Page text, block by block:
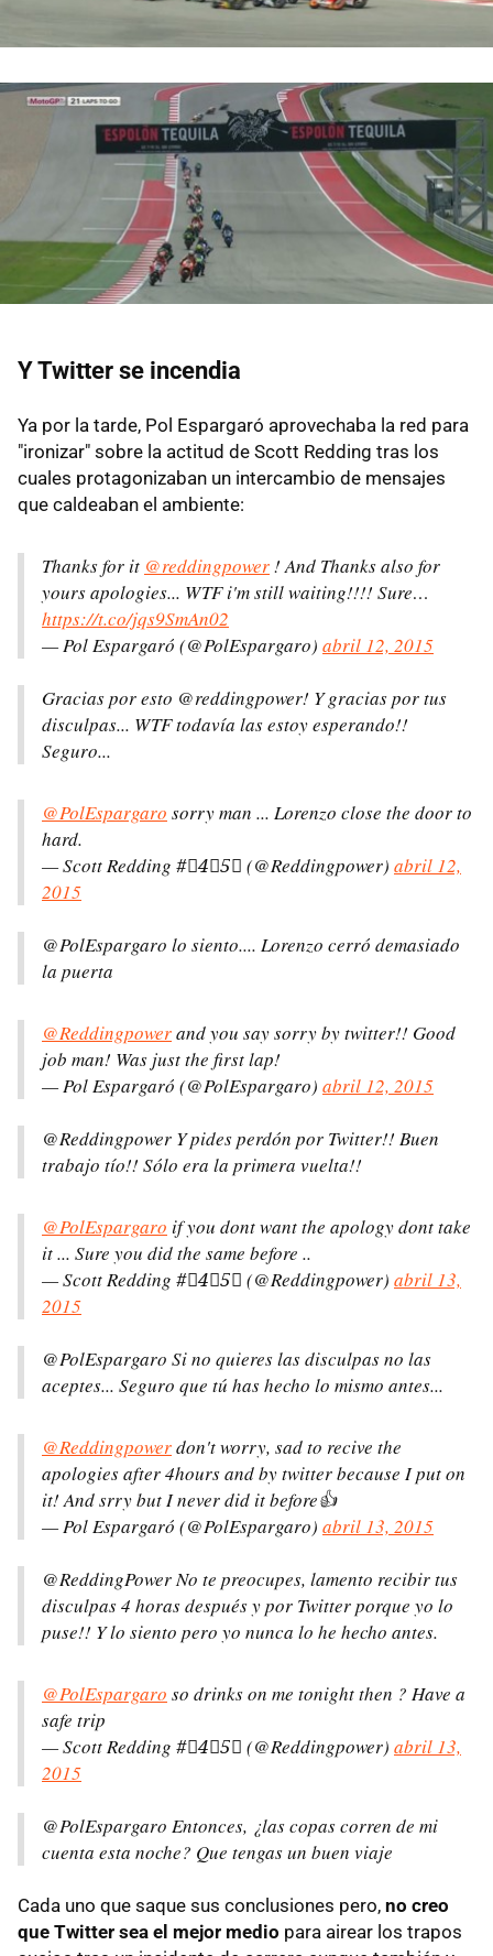
Y Twitter se incendia
Ya por la tarde, Pol Espargaró aprovechaba la red para
"ironizar" sobre la actitud de Scott Redding tras los
cuales protagonizaban un intercambio de mensajes
que caldeaban el ambiente:
Thanks for it @reddingpower! And Thanks also for
yours apologies... WTF i'm still waiting!!!! Sure…
https://t.co/jqs9SmAn02
— Pol Espargaró (@PolEspargaro) abril 12, 2015
Gracias por esto @reddingpower! Y gracias por tus
disculpas... WTF todavía las estoy esperando!!
Seguro...
@PolEspargaro sorry man ... Lorenzo close the door to
hard.
— Scott Redding #⃣4⃣5⃣ (@Reddingpower) abril 12,
2015
@PolEspargaro lo siento.... Lorenzo cerró demasiado
la puerta
@Reddingpowerand you say sorry by twitter!! Good
job man! Was just the first lap!
— Pol Espargaró (@PolEspargaro) abril 12, 2015
@Reddingpower Y pides perdón por Twitter!! Buen
trabajo tío!! Sólo era la primera vuelta!!
@PolEspargaro if you dont want the apology dont take
it ... Sure you did the same before ..
— Scott Redding #⃣4⃣5⃣ (@Reddingpower) abril 13,
2015
@PolEspargaro Si no quieres las disculpas no las
aceptes... Seguro que tú has hecho lo mismo antes...
@Reddingpowerdon't worry, sad to recive the
apologies after 4hours and by twitter because I put on
it! And srry but I never did it before👍
— Pol Espargaró (@PolEspargaro) abril 13, 2015
@ReddingPower No te preocupes, lamento recibir tus
disculpas 4 horas después y por Twitter porque yo lo
puse!! Y lo siento pero yo nunca lo he hecho antes.
@PolEspargaro so drinks on me tonight then ? Have a
safe trip
— Scott Redding #⃣4⃣5⃣ (@Reddingpower) abril 13,
2015
@PolEspargaro Entonces, ¿las copas corren de mi
cuenta esta noche? Que tengas un buen viaje
Cada uno que saque sus conclusiones pero, no creo
que Twitter sea el mejor medio para airear los trapos